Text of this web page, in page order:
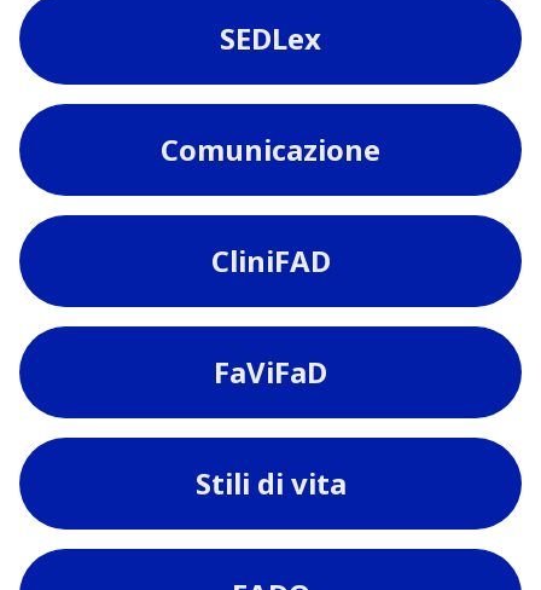
SEDLex
Comunicazione
CliniFAD
FaViFaD
Stili di vita